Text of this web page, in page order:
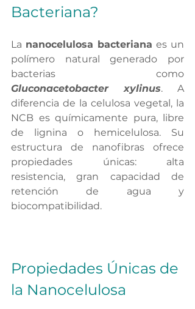
Bacteriana?
La nanocelulosa bacteriana es un
polímero natural generado por
Gluconacetobacter xylinus. A
diferencia de la celulosa vegetal, la
NCB es químicamente pura, libre
de lignina o hemicelulosa. Su
estructura de nanofibras ofrece
propiedades únicas: alta
resistencia, gran capacidad de
retención de agua y
biocompatibilidad.
Propiedades Únicas de
la Nanocelulosa